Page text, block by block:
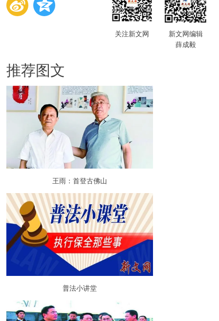
关注新文网
新文网编辑
薛成毅
推荐图文
王雨：首登古佛山
普法小讲堂